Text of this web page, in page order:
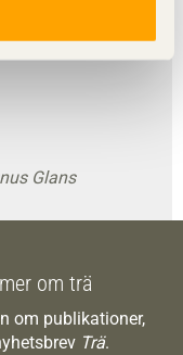
Glans
om trä
om publikationer,
Trä.